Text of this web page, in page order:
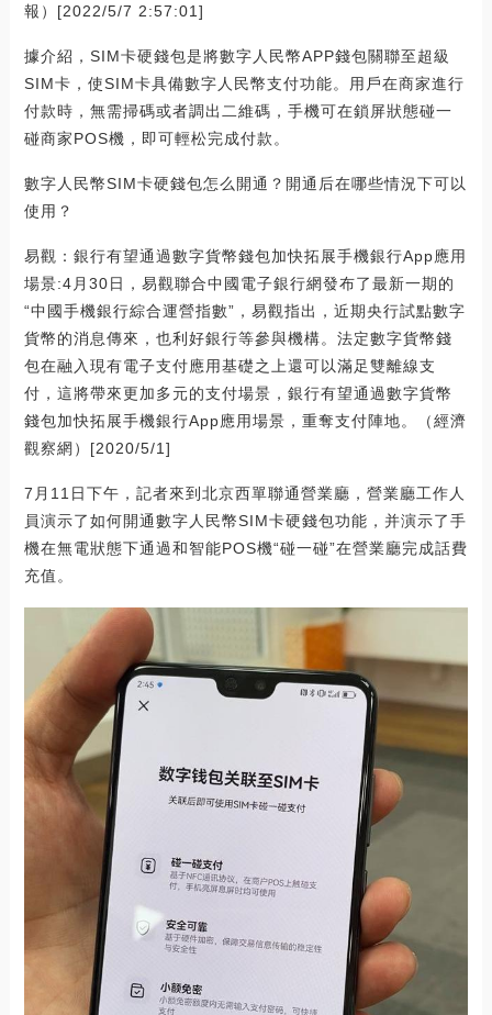
報）[2022/5/7 2:57:01]
據介紹，SIM卡硬錢包是將數字人民幣APP錢包關聯至超級
SIM卡，使SIM卡具備數字人民幣支付功能。用戶在商家進行
付款時，無需掃碼或者調出二維碼，手機可在鎖屏狀態碰一
碰商家POS機，即可輕松完成付款。
數字人民幣SIM卡硬錢包怎么開通？開通后在哪些情況下可以
使用？
易觀：銀行有望通過數字貨幣錢包加快拓展手機銀行App應用
場景:4月30日，易觀聯合中國電子銀行網發布了最新一期的
“中國手機銀行綜合運營指數”，易觀指出，近期央行試點數字
貨幣的消息傳來，也利好銀行等參與機構。法定數字貨幣錢
包在融入現有電子支付應用基礎之上還可以滿足雙離線支
付，這將帶來更加多元的支付場景，銀行有望通過數字貨幣
錢包加快拓展手機銀行App應用場景，重奪支付陣地。（經濟
觀察網）[2020/5/1]
7月11日下午，記者來到北京西單聯通營業廳，營業廳工作人
員演示了如何開通數字人民幣SIM卡硬錢包功能，并演示了手
機在無電狀態下通過和智能POS機“碰一碰”在營業廳完成話費
充值。